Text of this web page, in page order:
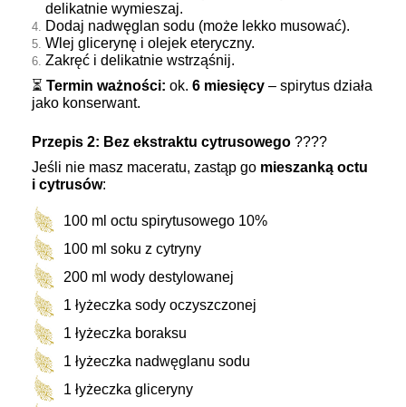
delikatnie wymieszaj.
Dodaj nadwęglan sodu (może lekko musować).
Wlej glicerynę i olejek eteryczny.
Zakręć i delikatnie wstrząśnij.
⏳ Termin ważności: ok. 6 miesięcy – spirytus działa
jako konserwant.
Przepis 2: Bez ekstraktu cytrusowego ????
Jeśli nie masz maceratu, zastąp go mieszanką octu
i cytrusów:
100 ml octu spirytusowego 10%
100 ml soku z cytryny
200 ml wody destylowanej
1 łyżeczka sody oczyszczonej
1 łyżeczka boraksu
1 łyżeczka nadwęglanu sodu
1 łyżeczka gliceryny